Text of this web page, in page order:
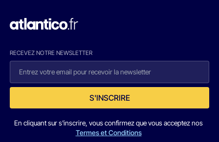
RECEVEZ NOTRE NEWSLETTER
S'INSCRIRE
En cliquant sur s'inscrire, vous confirmez que vous acceptez nos
Termes et Conditions